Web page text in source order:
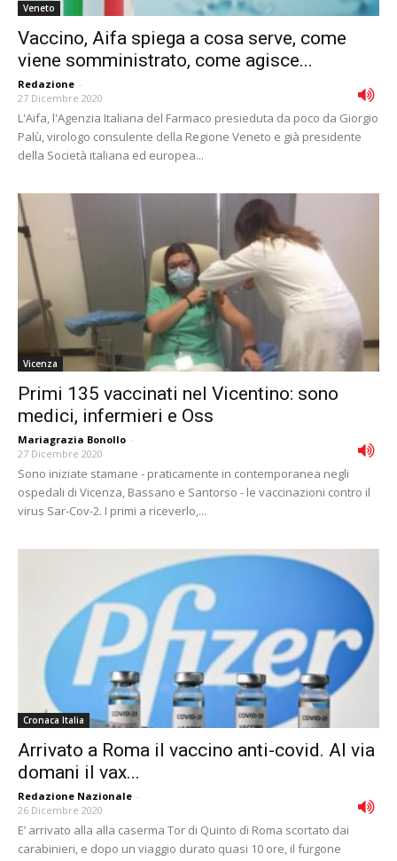
Veneto
Vaccino, Aifa spiega a cosa serve, come
viene somministrato, come agisce...
Redazione -
27 Dicembre 2020
L'Aifa, l'Agenzia Italiana del Farmaco presieduta da poco da Giorgio
Palù, virologo consulente della Regione Veneto e già presidente
della Società italiana ed europea...
Vicenza
Primi 135 vaccinati nel Vicentino: sono
medici, infermieri e Oss
Mariagrazia Bonollo -
27 Dicembre 2020
Sono iniziate stamane - praticamente in contemporanea negli
ospedali di Vicenza, Bassano e Santorso - le vaccinazioni contro il
virus Sar-Cov-2. I primi a riceverlo,...
Cronaca Italia
Arrivato a Roma il vaccino anti-covid. Al via
domani il vax...
Redazione Nazionale -
26 Dicembre 2020
E’ arrivato alla alla caserma Tor di Quinto di Roma scortato dai
carabinieri, e dopo un viaggio durato quasi 10 ore, il furgone